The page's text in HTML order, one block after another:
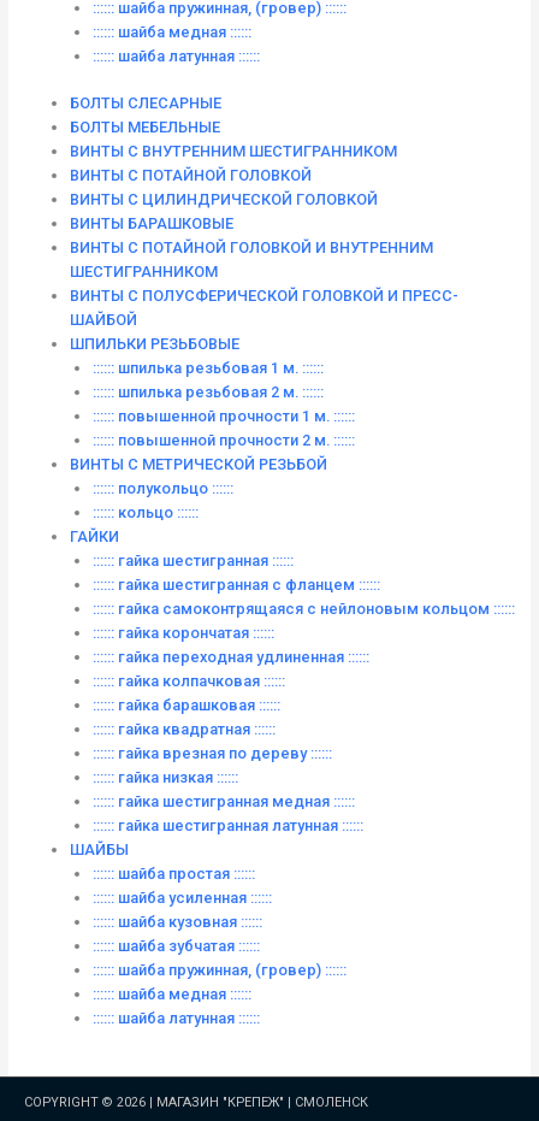
:::::: шайба пружинная, (гровер) ::::::
:::::: шайба медная ::::::
:::::: шайба латунная ::::::
БОЛТЫ СЛЕСАРНЫЕ
БОЛТЫ МЕБЕЛЬНЫЕ
ВИНТЫ С ВНУТРЕННИМ ШЕСТИГРАННИКОМ
ВИНТЫ С ПОТАЙНОЙ ГОЛОВКОЙ
ВИНТЫ С ЦИЛИНДРИЧЕСКОЙ ГОЛОВКОЙ
ВИНТЫ БАРАШКОВЫЕ
ВИНТЫ С ПОТАЙНОЙ ГОЛОВКОЙ И ВНУТРЕННИМ
ШЕСТИГРАННИКОМ
ВИНТЫ С ПОЛУСФЕРИЧЕСКОЙ ГОЛОВКОЙ И ПРЕСС-
ШАЙБОЙ
ШПИЛЬКИ РЕЗЬБОВЫЕ
:::::: шпилька резьбовая 1 м. ::::::
:::::: шпилька резьбовая 2 м. ::::::
:::::: повышенной прочности 1 м. ::::::
:::::: повышенной прочности 2 м. ::::::
ВИНТЫ C МЕТРИЧЕСКОЙ РЕЗЬБОЙ
:::::: полукольцо ::::::
:::::: кольцо ::::::
ГАЙКИ
:::::: гайка шестигранная ::::::
:::::: гайка шестигранная с фланцем ::::::
:::::: гайка самоконтрящаяся с нейлоновым кольцом ::::::
:::::: гайка корончатая ::::::
:::::: гайка переходная удлиненная ::::::
:::::: гайка колпачковая ::::::
:::::: гайка барашковая ::::::
:::::: гайка квадратная ::::::
:::::: гайка врезная по дереву ::::::
:::::: гайка низкая ::::::
:::::: гайка шестигранная медная ::::::
:::::: гайка шестигранная латунная ::::::
ШАЙБЫ
:::::: шайба простая ::::::
:::::: шайба усиленная ::::::
:::::: шайба кузовная ::::::
:::::: шайба зубчатая ::::::
:::::: шайба пружинная, (гровер) ::::::
:::::: шайба медная ::::::
:::::: шайба латунная ::::::
COPYRIGHT © 2026 | МАГАЗИН "КРЕПЕЖ" | СМОЛЕНСК